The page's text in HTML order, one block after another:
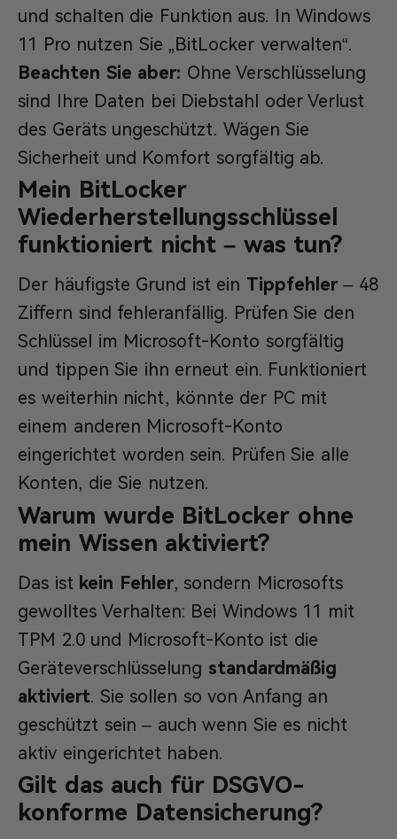
und schalten die Funktion aus. In Windows
11 Pro nutzen Sie „BitLocker verwalten“.
Beachten Sie aber: Ohne Verschlüsselung
sind Ihre Daten bei Diebstahl oder Verlust
des Geräts ungeschützt. Wägen Sie
Sicherheit und Komfort sorgfältig ab.
Mein BitLocker
Wiederherstellungsschlüssel
funktioniert nicht – was tun?
Der häufigste Grund ist ein Tippfehler– 48
Ziffern sind fehleranfällig. Prüfen Sie den
Schlüssel im Microsoft-Konto sorgfältig
und tippen Sie ihn erneut ein. Funktioniert
es weiterhin nicht, könnte der PC mit
einem anderen Microsoft-Konto
eingerichtet worden sein. Prüfen Sie alle
Konten, die Sie nutzen.
Warum wurde BitLocker ohne
mein Wissen aktiviert?
Das ist kein Fehler, sondern Microsofts
gewolltes Verhalten: Bei Windows 11 mit
TPM 2.0 und Microsoft-Konto ist die
Geräteverschlüsselung standardmäßig
aktiviert. Sie sollen so von Anfang an
geschützt sein – auch wenn Sie es nicht
aktiv eingerichtet haben.
Gilt das auch für DSGVO-
konforme Datensicherung?